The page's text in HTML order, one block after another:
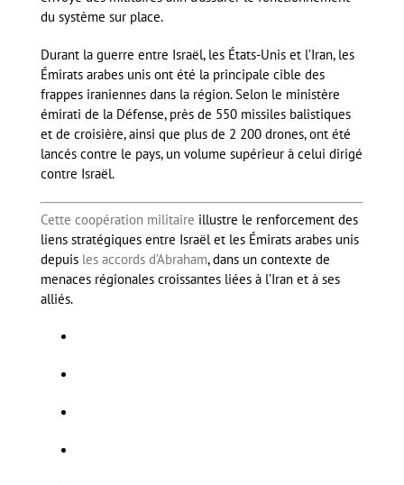
du système sur place.
Durant la guerre entre Israël, les États-Unis et l’Iran, les
Émirats arabes unis ont été la principale cible des
frappes iraniennes dans la région. Selon le ministère
émirati de la Défense, près de 550 missiles balistiques
et de croisière, ainsi que plus de 2 200 drones, ont été
lancés contre le pays, un volume supérieur à celui dirigé
contre Israël.
Cette coopération militaire illustre le renforcement des
liens stratégiques entre Israël et les Émirats arabes unis
depuis les accords d’Abraham, dans un contexte de
menaces régionales croissantes liées à l’Iran et à ses
alliés.